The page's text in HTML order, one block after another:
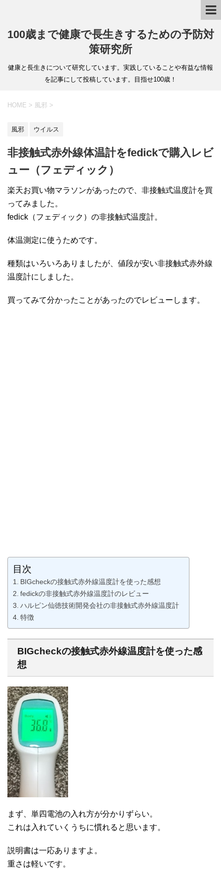
100歳まで健康で長生きするための予防対
策研究所
健康と長生きについて研究しています。実践していることや有益な情報
を記事にして投稿しています。目指せ100歳！
HOME > 風邪 >
風邪 ウイルス
非接触式赤外線体温計をfedickで購入レビ
ュー（フェディック）
楽天お買い物マラソンがあったので、非接触式温度計を買
ってみました。
fedick（フェディック）の非接触式温度計。
体温測定に使うためです。
種類はいろいろありましたが、値段が安い非接触式赤外線
温度計にしました。
買ってみて分かったことがあったのでレビューします。
目次
BIGcheckの接触式赤外線温度計を使った感想
fedickの非接触式赤外線温度計のレビュー
ハルピン仙徳技術開発会社の非接触式赤外線温度計
特徴
BIGcheckの接触式赤外線温度計を使った感
想
まず、単四電池の入れ方が分かりずらい。
これは入れていくうちに慣れると思います。
説明書は一応ありますよ。
重さは軽いです。